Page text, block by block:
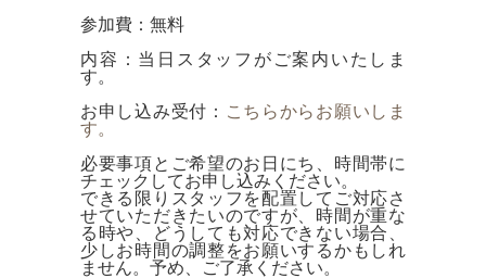
参加費：無料
内容：当日スタッフがご案内いたしま
す。
お申し込み受付： こちらからお願いしま
す。
必要事項とご希望のお日にち、時間帯に
チェックしてお申し込みください。
できる限りスタッフを配置してご対応さ
せていただきたいのですが、時間が重な
る時や、どうしても対応できない場合、
少しお時間の調整をお願いするかもしれ
ません。予め、ご了承ください。